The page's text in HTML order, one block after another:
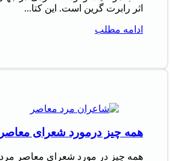
اثر رابرت گرین است. این کتا...
ادامه مطلب
همه چیز درمورد شعرای
همه چیز در مورد شعرای معاصر مرد